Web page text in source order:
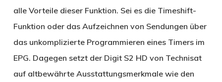
alle Vorteile dieser Funktion. Sei es die Timeshift-
Funktion oder das Aufzeichnen von Sendungen über
das unkomplizierte Programmieren eines Timers im
EPG. Dagegen setzt der Digit S2 HD von Technisat
auf altbewährte Ausstattungsmerkmale wie den